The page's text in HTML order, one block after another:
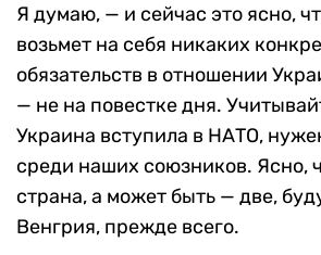
Я думаю, — и сейчас это ясно,
возьмет на себя никаких
обязательств в отношении
— не на повестке дня.
Украина вступила в НАТО,
среди наших союзников. Ясно,
страна, а может быть — две,
Венгрия, прежде всего.